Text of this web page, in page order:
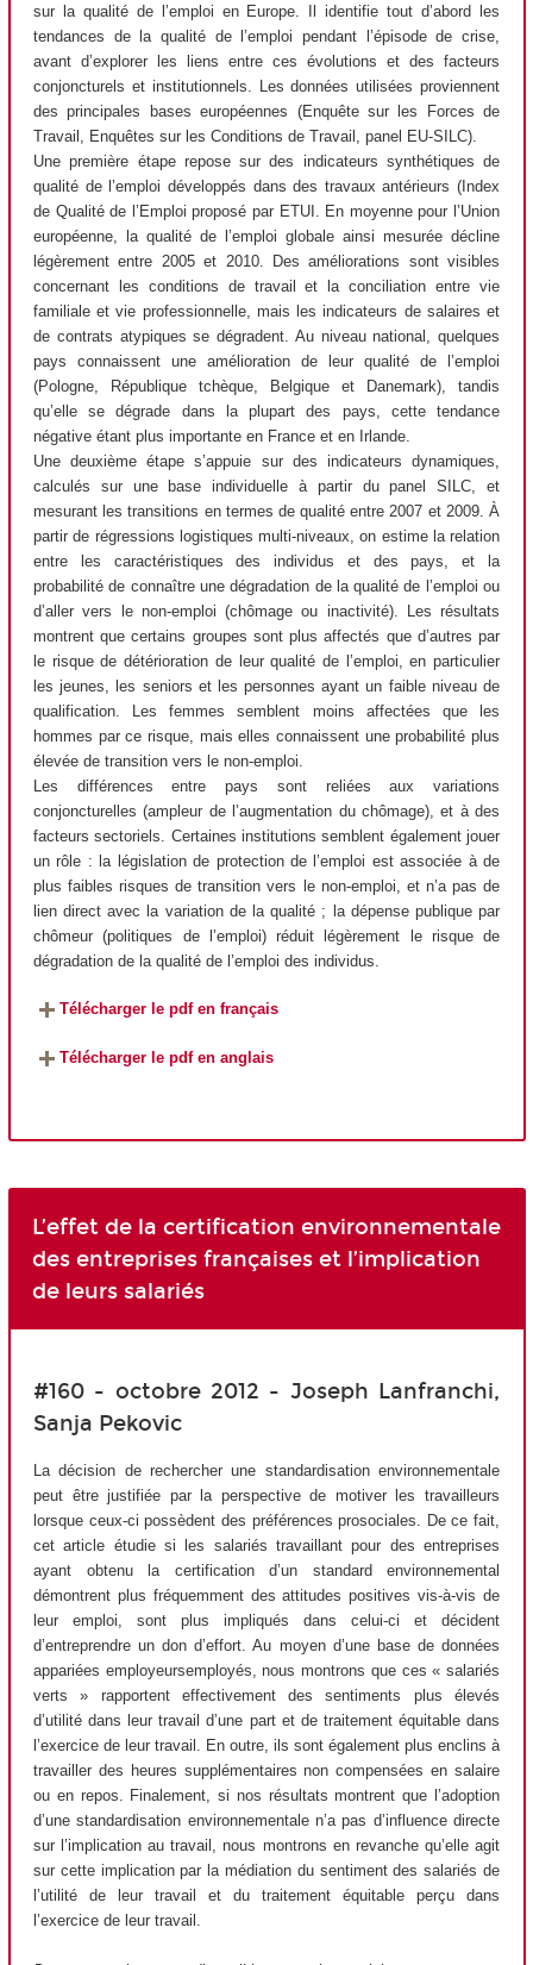
sur la qualité de l’emploi en Europe. Il identifie tout d’abord les
tendances de la qualité de l’emploi pendant l’épisode de crise,
avant d’explorer les liens entre ces évolutions et des facteurs
conjoncturels et institutionnels. Les données utilisées proviennent
des principales bases européennes (Enquête sur les Forces de
Travail, Enquêtes sur les Conditions de Travail, panel EU-SILC).
Une première étape repose sur des indicateurs synthétiques de
qualité de l’emploi développés dans des travaux antérieurs (Index
de Qualité de l’Emploi proposé par ETUI. En moyenne pour l’Union
européenne, la qualité de l’emploi globale ainsi mesurée décline
légèrement entre 2005 et 2010. Des améliorations sont visibles
concernant les conditions de travail et la conciliation entre vie
familiale et vie professionnelle, mais les indicateurs de salaires et
de contrats atypiques se dégradent. Au niveau national, quelques
pays connaissent une amélioration de leur qualité de l’emploi
(Pologne, République tchèque, Belgique et Danemark), tandis
qu’elle se dégrade dans la plupart des pays, cette tendance
négative étant plus importante en France et en Irlande.
Une deuxième étape s’appuie sur des indicateurs dynamiques,
calculés sur une base individuelle à partir du panel SILC, et
mesurant les transitions en termes de qualité entre 2007 et 2009. À
partir de régressions logistiques multi-niveaux, on estime la relation
entre les caractéristiques des individus et des pays, et la
probabilité de connaître une dégradation de la qualité de l’emploi ou
d’aller vers le non-emploi (chômage ou inactivité). Les résultats
montrent que certains groupes sont plus affectés que d’autres par
le risque de détérioration de leur qualité de l’emploi, en particulier
les jeunes, les seniors et les personnes ayant un faible niveau de
qualification. Les femmes semblent moins affectées que les
hommes par ce risque, mais elles connaissent une probabilité plus
élevée de transition vers le non-emploi.
Les différences entre pays sont reliées aux variations
conjoncturelles (ampleur de l’augmentation du chômage), et à des
facteurs sectoriels. Certaines institutions semblent également jouer
un rôle : la législation de protection de l’emploi est associée à de
plus faibles risques de transition vers le non-emploi, et n’a pas de
lien direct avec la variation de la qualité ; la dépense publique par
chômeur (politiques de l’emploi) réduit légèrement le risque de
dégradation de la qualité de l’emploi des individus.
Télécharger le pdf en français
Télécharger le pdf en anglais
L’effet de la certification environnementale
des entreprises françaises et l’implication
de leurs salariés
#160 - octobre 2012 - Joseph Lanfranchi,
Sanja Pekovic
La décision de rechercher une standardisation environnementale
peut être justifiée par la perspective de motiver les travailleurs
lorsque ceux-ci possèdent des préférences prosociales. De ce fait,
cet article étudie si les salariés travaillant pour des entreprises
ayant obtenu la certification d’un standard environnemental
démontrent plus fréquemment des attitudes positives vis-à-vis de
leur emploi, sont plus impliqués dans celui-ci et décident
d’entreprendre un don d’effort. Au moyen d’une base de données
appariées employeursemployés, nous montrons que ces « salariés
verts » rapportent effectivement des sentiments plus élevés
d’utilité dans leur travail d’une part et de traitement équitable dans
l’exercice de leur travail. En outre, ils sont également plus enclins à
travailler des heures supplémentaires non compensées en salaire
ou en repos. Finalement, si nos résultats montrent que l’adoption
d’une standardisation environnementale n’a pas d’influence directe
sur l’implication au travail, nous montrons en revanche qu’elle agit
sur cette implication par la médiation du sentiment des salariés de
l’utilité de leur travail et du traitement équitable perçu dans
l’exercice de leur travail.